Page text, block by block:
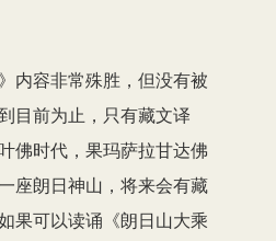
内容非常殊胜，但没有被
目前为止，只有藏文译
佛时代，果玛萨拉甘达佛
座朗日神山，将来会有藏
果可以读诵《朗日山大乘